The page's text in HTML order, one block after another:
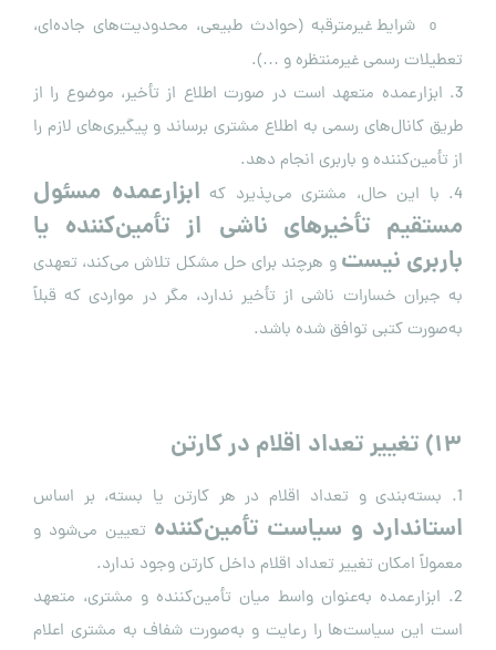
o
شرایط غیرمترقبه (حوادث طبیعی، محدودیت‌های جاده‌ای،
تعطیلات رسمی غیرمنتظره و …).
3. ابزارعمده متعهد است در صورت اطلاع از تأخیر، موضوع را از
طریق کانال‌های رسمی به اطلاع مشتری برساند و پیگیری‌های لازم را
از تأمین‌کننده و باربری انجام دهد.
4. با این حال، مشتری می‌پذیرد که
ابزارعمده مسئول
مستقیم تأخیرهای ناشی از تأمین‌کننده یا
باربری نیست و هرچند برای حل مشکل تلاش می‌کند، تعهدی
به جبران خسارات ناشی از تأخیر ندارد، مگر در مواردی که قبلاً
به‌صورت کتبی توافق شده باشد.
۱۳) تغییر تعداد اقلام در کارتن
1. بسته‌بندی و تعداد اقلام در هر کارتن یا بسته، بر اساس
استاندارد و سیاست تأمین‌کننده تعیین می‌شود و
معمولاً امکان تغییر تعداد اقلام داخل کارتن وجود ندارد.
2. ابزارعمده به‌عنوان واسط میان تأمین‌کننده و مشتری، متعهد
است این سیاست‌ها را رعایت و به‌صورت شفاف به مشتری اعلام